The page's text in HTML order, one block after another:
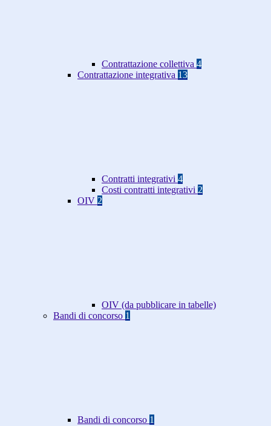
Contrattazione collettiva 4
Contrattazione integrativa 13
Contratti integrativi 4
Costi contratti integrativi 2
OIV 2
OIV (da pubblicare in tabelle)
Bandi di concorso 1
Bandi di concorso 1